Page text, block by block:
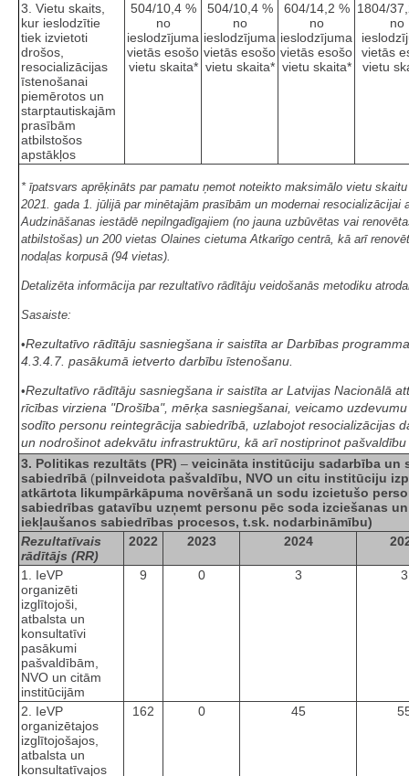
3. Vietu skaits,
kur ieslodzītie
tiek izvietoti
drošos,
resocializācijas
īstenošanai
piemērotos un
starptautiskajām
prasībām
atbilstošos
apstākļos
504/10,4 %
no
ieslodzījuma
vietās esošo
vietu skaita*
504/10,4 %
no
ieslodzījuma
vietās esošo
vietu skaita*
604/14,2 %
no
ieslodzījuma
vietās esošo
vietu skaita*
1804/
no
vietās
vietu
* īpatsvars aprēķināts par pamatu ņemot noteikto maksimālo vietu
2021. gada 1. jūlijā par minētajām prasībām un modernai
Audzināšanas iestādē nepilngadīgajiem (no jauna uzbūvētas vai
atbilstošas) un 200 vietas Olaines cietuma Atkarīgo centrā, kā arī
nodaļas korpusā (94 vietas).
Detalizēta informācija par rezultatīvo rādītāju veidošanās metodiku
Sasaiste:
•Rezultatīvo rādītāju sasniegšana ir saistīta ar Darbības
4.3.4.7. pasākumā ietverto darbību īstenošanu.
•Rezultatīvo rādītāju sasniegšana ir saistīta ar Latvijas Nacionālā
rīcības virziena "Drošība", mērķa sasniegšanai, veicamo
sodīto personu reintegrācija sabiedrībā, uzlabojot resocializācijas
un nodrošinot adekvātu infrastruktūru, kā arī nostiprinot
3. Politikas rezultāts (PR) – veicināta institūciju sadarbība un
sabiedrībā (pilnveidota pašvaldību, NVO un citu institūciju
atkārtota likumpārkāpuma novēršanā un sodu izcietušo
sabiedrības gatavību uzņemt personu pēc soda izciešanas
iekļaušanos sabiedrības procesos, t.sk. nodarbināmību)
Rezultatīvais
rādītājs (RR)
2022 2023 2024
1. IeVP
organizēti
izglītojoši,
atbalsta un
konsultatīvi
pasākumi
pašvaldībām,
NVO un citām
institūcijām
9 0 3 3
2. IeVP
organizētajos
izglītojošajos,
atbalsta un
konsultatīvajos
162 0 45